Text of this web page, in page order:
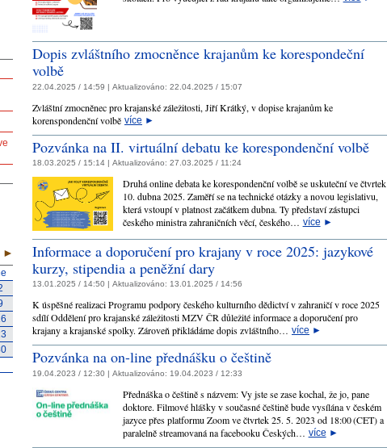
Dopis zvláštního zmocněnce krajanům ke korespondeční
volbě
22.04.2025 / 14:59 | Aktualizováno: 22.04.2025 / 15:07
Zvláštní zmocněnec pro krajanské záležitosti, Jiří Krátký, v dopise krajanům ke
korenspondenční volbě více ►
Pozvánka na II. virtuální debatu ke korespondenční volbě
18.03.2025 / 15:14 | Aktualizováno: 27.03.2025 / 11:24
Druhá online debata ke korespondenční volbě se uskuteční ve čtvrtek
10. dubna 2025. Zaměří se na technické otázky a novou legislativu,
která vstoupí v platnost začátkem dubna. Ty představí zástupci
českého ministra zahraničních věcí, českého… více ►
Informace a doporučení pro krajany v roce 2025: jazykové
kurzy, stipendia a peněžní dary
13.01.2025 / 14:50 | Aktualizováno: 13.01.2025 / 14:56
K úspěšné realizaci Programu podpory českého kulturního dědictví v zahraničí v roce 2025
sdílí Oddělení pro krajanské záležitosti MZV ČR důležité informace a doporučení pro
krajany a krajanské spolky. Zároveň přikládáme dopis zvláštního… více ►
Pozvánka na on-line přednášku o češtině
19.04.2023 / 12:30 | Aktualizováno: 19.04.2023 / 12:33
Přednáška o češtině s názvem: Vy jste se zase kochal, že jo, pane
doktore. Filmové hlášky v současné češtině bude vysílána v českém
jazyce přes platformu Zoom ve čtvrtek 25. 5. 2023 od 18:00 (CET) a
paralelně streamovaná na facebooku Českých… více ►
►